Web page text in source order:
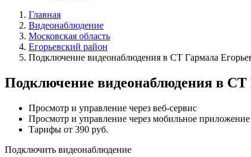
Главная
Видеонаблюдение
Московская область
Егорьевский район
Подключение видеонаблюдения в СТ Гармала
Подключение видеонаблюдения в СТ
Просмотр и управление через веб-сервис
Просмотр и управление через мобильное приложение
Тарифы от 390 руб.
Подключить видеонаблюдение